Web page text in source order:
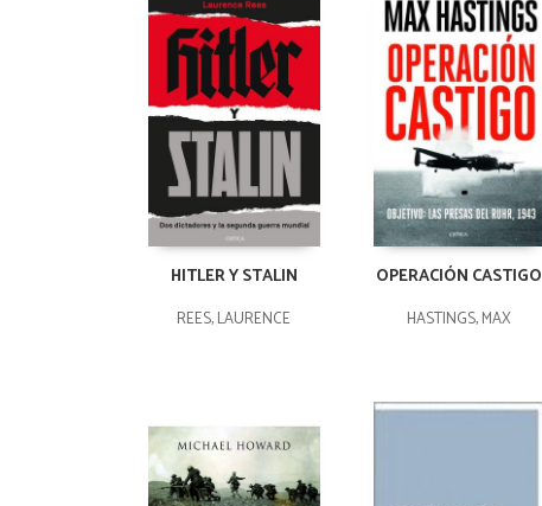
HITLER Y STALIN
REES, LAURENCE
OPERACIÓN CASTIGO
HASTINGS, MAX